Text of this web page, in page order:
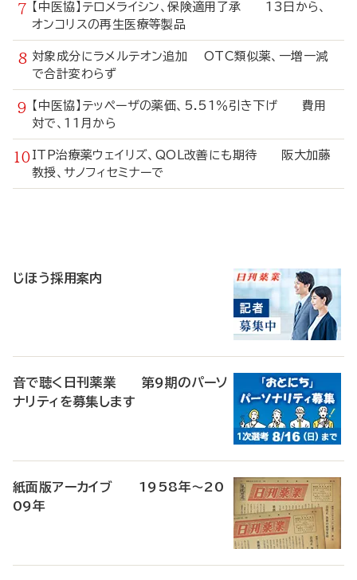
【中医協】テロメライシン、保険適用了承 13日から、
オンコリスの再生医療等製品
対象成分にラメルテオン追加 OTC類似薬、一増一減
で合計変わらず
【中医協】テッペーザの薬価、5.51％引き下げ 費用
対で、11月から
ITP治療薬ウェイリズ、QOL改善にも期待 阪大加藤
教授、サノフィセミナーで
じほう採用案内
音で聴く日刊薬業 第9期のパーソ
ナリティを募集します
紙面版アーカイブ 1958年～20
09年